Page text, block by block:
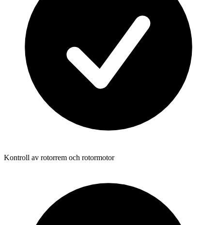
Kontroll av rotorrem och rotormotor